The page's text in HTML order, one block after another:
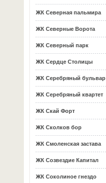
ЖК Северная пальмира
ЖК Северные Ворота
ЖК Северный парк
ЖК Сердце Столицы
ЖК Серебряный бульвар
ЖК Серебряный квартет
ЖК Скай Форт
ЖК Сколков бор
ЖК Смоленская застава
ЖК Созвездие Капитал
ЖК Соколиное гнездо